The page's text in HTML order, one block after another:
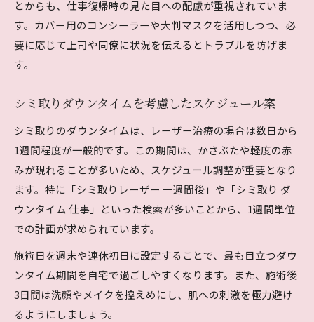
とからも、仕事復帰時の見た目への配慮が重視されていま
す。カバー用のコンシーラーや大判マスクを活用しつつ、必
要に応じて上司や同僚に状況を伝えるとトラブルを防げま
す。
シミ取りダウンタイムを考慮したスケジュール案
シミ取りのダウンタイムは、レーザー治療の場合は数日から
1週間程度が一般的です。この期間は、かさぶたや軽度の赤
みが現れることが多いため、スケジュール調整が重要となり
ます。特に「シミ取りレーザー 一週間後」や「シミ取り ダ
ウンタイム 仕事」といった検索が多いことから、1週間単位
での計画が求められています。
施術日を週末や連休初日に設定することで、最も目立つダウ
ンタイム期間を自宅で過ごしやすくなります。また、施術後
3日間は洗顔やメイクを控えめにし、肌への刺激を極力避け
るようにしましょう。